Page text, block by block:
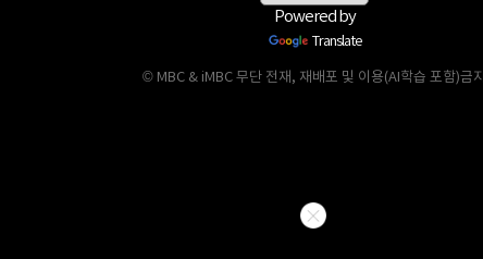
Powered by
Translate
© MBC & iMBC 무단 전재, 재배포 및 이용(AI학습 포함)금지